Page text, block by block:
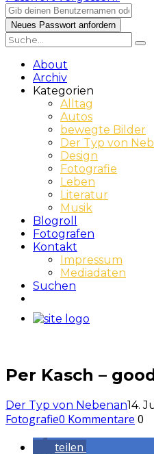
About
Archiv
Kategorien
Alltag
Autos
bewegte Bilder
Der Typ von
Design
Fotografie
Leben
Literatur
Musik
Blogroll
Fotografen
Kontakt
Impressum
Mediadaten
Suchen
Per Kasch –
Der Typ von Nebenan14.
Fotografie0 Kommentare 0
teilen